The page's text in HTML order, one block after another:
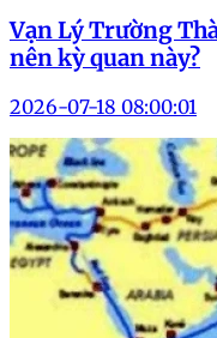
Vạn Lý Trường
nên kỳ quan này?
2026-07-18 08:00:01